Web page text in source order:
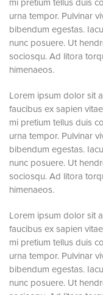
mi pretium tellus duis
urna tempor. Pulvinar
bibendum egestas.
nunc posuere. Ut
sociosqu. Ad litora
himenaeos.
Lorem ipsum dolor sit
faucibus ex sapien
mi pretium tellus duis
urna tempor. Pulvinar
bibendum egestas.
nunc posuere. Ut
sociosqu. Ad litora
himenaeos.
Lorem ipsum dolor sit
faucibus ex sapien
mi pretium tellus duis
urna tempor. Pulvinar
bibendum egestas.
nunc posuere. Ut